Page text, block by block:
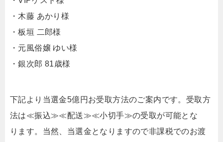
・木藤 あかり様
・板垣 二郎様
・元風俗嬢 ゆい様
・銀次郎 81歳様
下記より当選金5億円お受取方法のご案内です。受取方
法は≪振込≫≪配送≫≪小切手≫の受取が可能とな
ります。当然、当選金となりますので非課税でのお渡